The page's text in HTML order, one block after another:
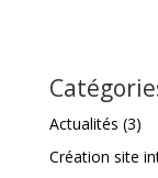
Actualités (3)
Création site